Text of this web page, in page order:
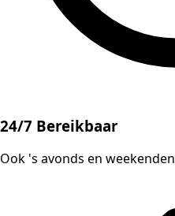
24/7 Bereikbaar
Ook 's avonds en weekenden